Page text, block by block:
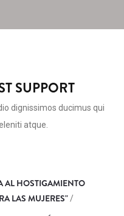
SUPPORT
dignissimos ducimus qui
atque.